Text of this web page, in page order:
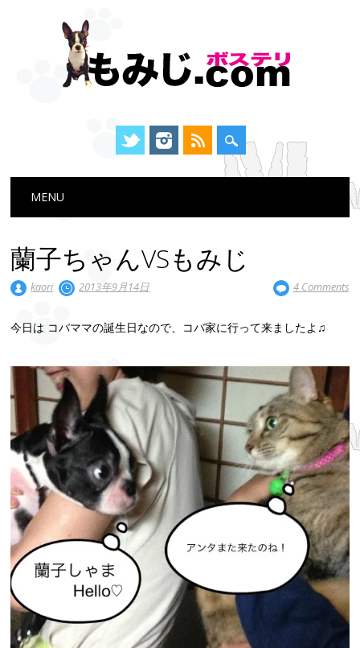
Main menu
MENU
蘭子ちゃんVSもみじ
kaori 2013年9月14日 4 Comments
今日は コバママの誕生日なので、コバ家に行って来ましたよ♫